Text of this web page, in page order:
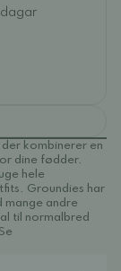
dagar
kombinerer en
dine fødder.
hele
Groundies har
mange andre
til normalbred